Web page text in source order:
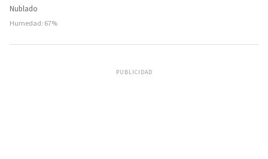
Nublado
Humedad: 67%
PUBLICIDAD